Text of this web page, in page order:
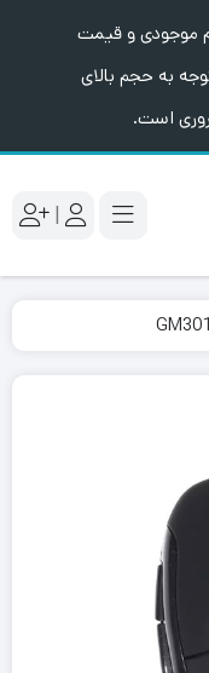
موجودی و قیمت
به حجم بالای
است.
|